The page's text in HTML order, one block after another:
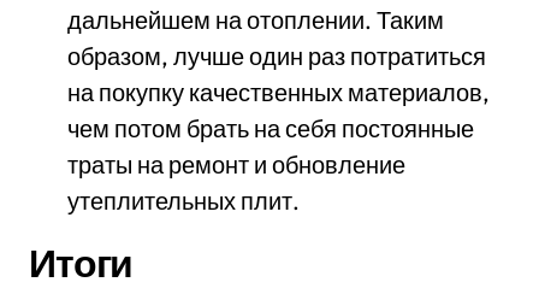
дальнейшем на отоплении. Таким
образом, лучше один раз потратиться
на покупку качественных материалов,
чем потом брать на себя постоянные
траты на ремонт и обновление
утеплительных плит.
Итоги